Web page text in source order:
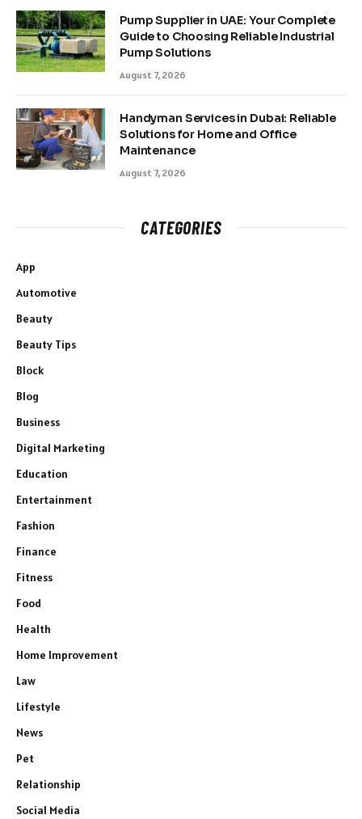
Pump Supplier in UAE: Your Complete
Guide to Choosing Reliable Industrial
Pump Solutions
August 7, 2026
Handyman Services in Dubai: Reliable
Solutions for Home and Office
Maintenance
August 7, 2026
CATEGORIES
App
Automotive
Beauty
Beauty Tips
Block
Blog
Business
Digital Marketing
Education
Entertainment
Fashion
Finance
Fitness
Food
Health
Home Improvement
Law
Lifestyle
News
Pet
Relationship
Social Media